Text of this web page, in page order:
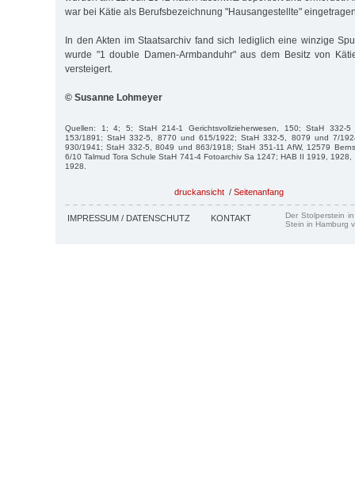
war bei Kätie als Berufsbezeichnung "Hausangestellte"
In den Akten im Staatsarchiv fand sich lediglich eine winzige
wurde "1 double Damen-Armbanduhr" aus dem Besitz von
versteigert.
© Susanne Lohmeyer
Quellen: 1; 4; 5; StaH 214-1 Gerichtsvollzieherwesen, 150; StaH 332-5
153/1891; StaH 332-5, 8770 und 615/1922; StaH 332-5, 8079 und 7/
930/1941; StaH 332-5, 8049 und 863/1918; StaH 351-11 AfW, 12579
6/10 Talmud Tora Schule StaH 741-4 Fotoarchiv Sa 1247; HAB II 1919,
1928.
druckansicht / Seitenanfang
IMPRESSUM / DATENSCHUTZ KONTAKT
Der Stolperstein
Stein in Hamburg